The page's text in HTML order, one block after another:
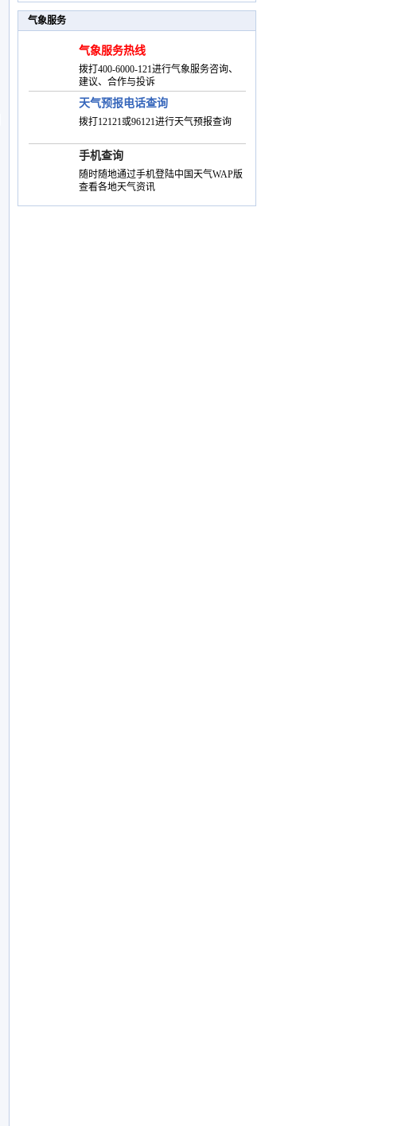
气象服务
气象服务热线
拨打400-6000-121进行气象服务咨询、
建议、合作与投诉
天气预报电话查询
拨打12121或96121进行天气预报查询
手机查询
随时随地通过手机登陆中国天气WAP版
查看各地天气资讯